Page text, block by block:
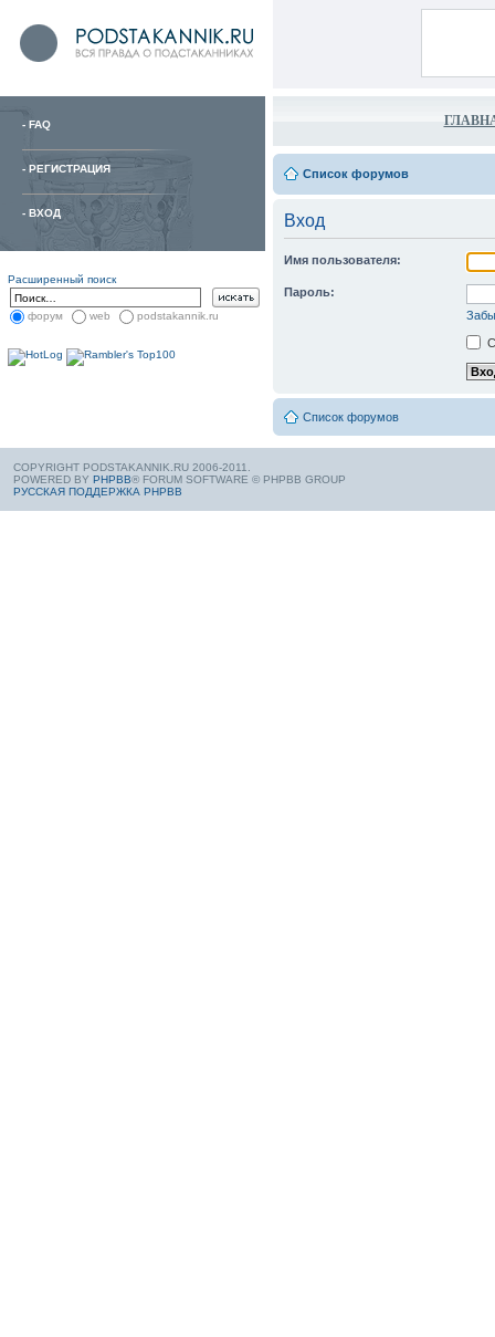
- FAQ
- РЕГИСТРАЦИЯ
- ВХОД
Расширенный поиск
форум web podstakannik.ru
Список форумов
Вход
Имя пользователя:
Пароль:
Список форумов
COPYRIGHT PODSTAKANNIK.RU 2006-2011.
POWERED BY PHPBB® FORUM SOFTWARE © PHPBB GROUP
РУССКАЯ ПОДДЕРЖКА PHPBB